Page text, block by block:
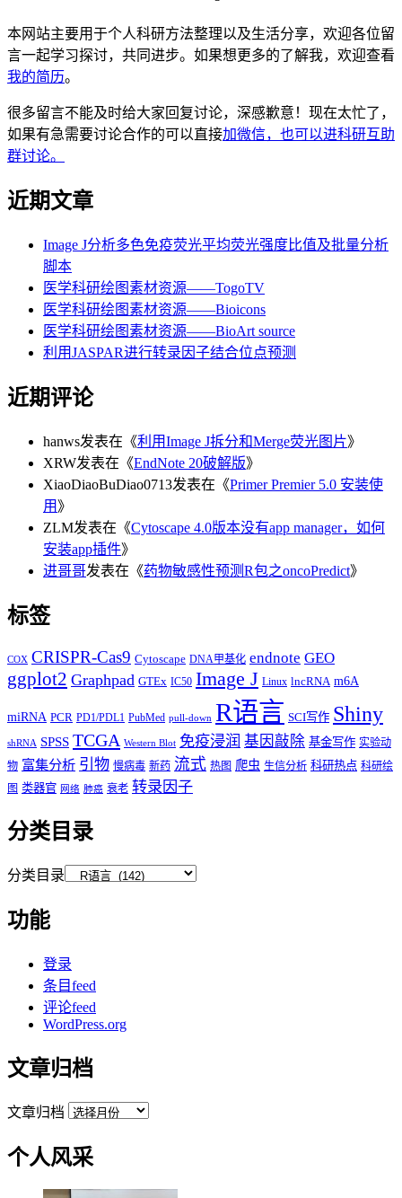
本网站主要用于个人科研方法整理以及生活分享，欢迎各位留
言一起学习探讨，共同进步。如果想更多的了解我，欢迎查看
我的简历。
很多留言不能及时给大家回复讨论，深感歉意！现在太忙了，
如果有急需要讨论合作的可以直接加微信，也可以进科研互助
群讨论。
近期文章
Image J分析多色免疫荧光平均荧光强度比值及批量分析
脚本
医学科研绘图素材资源——TogoTV
医学科研绘图素材资源——Bioicons
医学科研绘图素材资源——BioArt source
利用JASPAR进行转录因子结合位点预测
近期评论
hanws发表在《利用Image J拆分和Merge荧光图片》
XRW发表在《EndNote 20破解版》
XiaoDiaoBuDiao0713发表在《Primer Premier 5.0 安装使
用 》
ZLM发表在《Cytoscape 4.0版本没有app manager，如何
安装app插件》
进哥哥发表在《药物敏感性预测R包之oncoPredict》
标签
COX CRISPR-Cas9 Cytoscape DNA甲基化 endnote GEO
ggplot2 Graphpad GTEx IC50 Image J Linux lncRNA m6A
miRNA PCR PD1/PDL1 PubMed pull-down R语言 SCI写作 Shiny
shRNA SPSS TCGA Western Blot 免疫浸润 基因敲除 基金写作 实验动
物 富集分析 引物 慢病毒 新药 流式 热图 爬虫 生信分析 科研热点 科研绘
图 类器官 网络 肺癌 衰老 转录因子
分类目录
分类目录
功能
登录
条目feed
评论feed
WordPress.org
文章归档
文章归档
个人风采